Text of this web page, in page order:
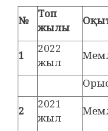
№
Топ
жылы
1
2022
жыл
2
2021
жыл